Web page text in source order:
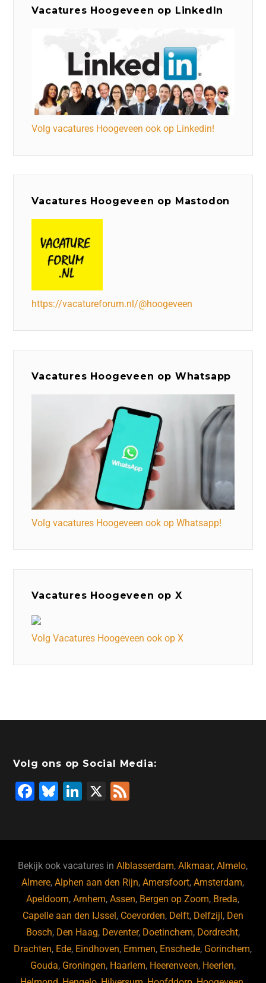
Vacatures Hoogeveen op LinkedIn
Volg vacatures Hoogeveen ook op Linkedin!
Vacatures Hoogeveen op Mastodon
https://vacatureforum.nl/@hoogeveen
Vacatures Hoogeveen op Whatsapp
Volg vacatures Hoogeveen ook op Whatsapp!
Vacatures Hoogeveen op X
Volg Vacatures Hoogeveen ook op X
Volg ons op Social Media:
F
b
o
o
k
Bl
ky
Li
dI
n
X
Bekijk ook vacatures inAlblasserdam,Alkmaar,Almelo,
Almere,Alphen aan den Rijn,Amersfoort,Amsterdam,
Apeldoorn,Arnhem,Assen, Bergen op Zoom, Breda,
Capelle aan den IJssel, Coevorden, Delft, Delfzijl, Den
Bosch, Den Haag, Deventer, Doetinchem, Dordrecht,
Drachten, Ede, Eindhoven, Emmen, Enschede, Gorinchem,
Gouda, Groningen, Haarlem, Heerenveen, Heerlen,